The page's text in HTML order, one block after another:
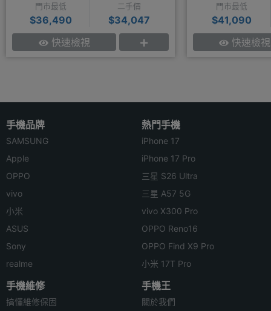
門市最低
$36,490
二手價
$34,047
快速檢視
門市最低
$41,090
快速檢視
手機品牌
SAMSUNG
Apple
OPPO
vivo
小米
ASUS
Sony
realme
熱門手機
iPhone 17
iPhone 17 Pro
三星 S26 Ultra
三星 A57 5G
vivo X300 Pro
OPPO Reno16
OPPO Find X9 Pro
小米 17T Pro
手機維修
搞懂維修保固
手機王
關於我們